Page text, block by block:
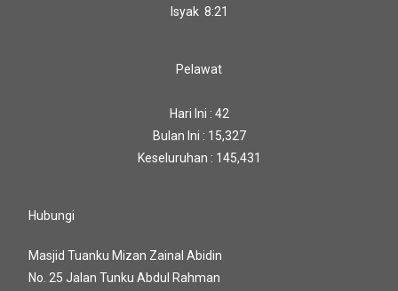
Isyak 8:21
Pelawat
Hari Ini : 42
Bulan Ini : 15,327
Keseluruhan : 145,431
Hubungi
Masjid Tuanku Mizan Zainal Abidin
No. 25 Jalan Tunku Abdul Rahman